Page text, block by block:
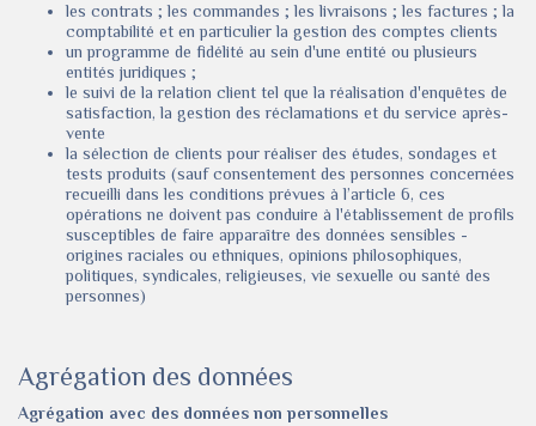
les contrats ; les commandes ; les livraisons ; les factures ; la
comptabilité et en particulier la gestion des comptes clients
un programme de fidélité au sein d'une entité ou plusieurs
entités juridiques ;
le suivi de la relation client tel que la réalisation d'enquêtes de
satisfaction, la gestion des réclamations et du service après-
vente
la sélection de clients pour réaliser des études, sondages et
tests produits (sauf consentement des personnes concernées
recueilli dans les conditions prévues à l’article 6, ces
opérations ne doivent pas conduire à l'établissement de profils
susceptibles de faire apparaître des données sensibles -
origines raciales ou ethniques, opinions philosophiques,
politiques, syndicales, religieuses, vie sexuelle ou santé des
personnes)
Agrégation des données
Agrégation avec des données non personnelles